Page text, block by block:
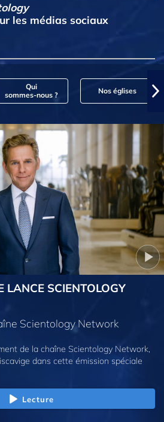
les médias sociaux
Qui
sommes‑nous ?
Nos églises
LANCE SCIENTOLOGY
Scientology Network
de la chaîne Scientology Network,
dans cette émission spéciale
Lecture